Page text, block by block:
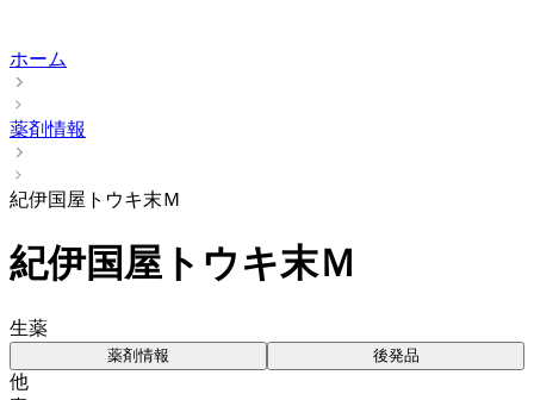
ホーム
薬剤情報
紀伊国屋トウキ末Ｍ
紀伊国屋トウキ末Ｍ
生薬
薬剤情報 後発品
他